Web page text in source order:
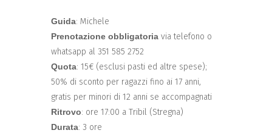
Guida: Michele
Prenotazione obbligatoria via telefono o
whatsapp al 351 585 2752
Quota: 15€ (esclusi pasti ed altre spese);
50% di sconto per ragazzi fino ai 17 anni,
gratis per minori di 12 anni se accompagnati
Ritrovo: ore 17:00 a Tribil (Stregna)
Durata: 3 ore